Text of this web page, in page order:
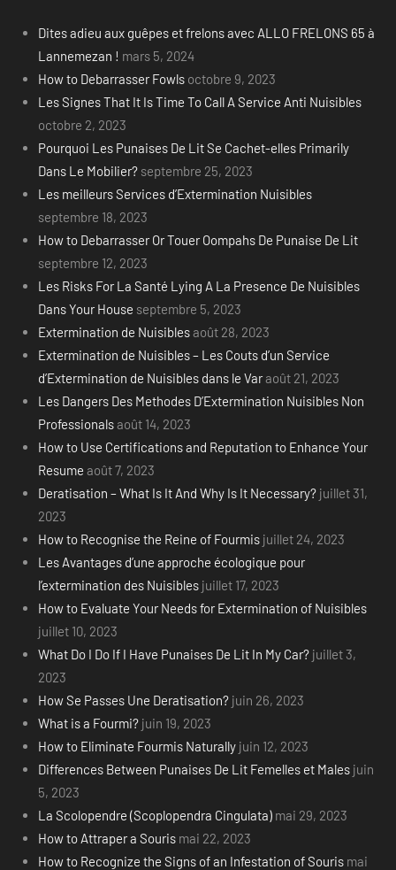
Dites adieu aux guêpes et frelons avec ALLO FRELONS 65 à
Lannemezan ! mars 5, 2024
How to Debarrasser Fowls octobre 9, 2023
Les Signes That It Is Time To Call A Service Anti Nuisibles
octobre 2, 2023
Pourquoi Les Punaises De Lit Se Cachet-elles Primarily
Dans Le Mobilier? septembre 25, 2023
Les meilleurs Services d’Extermination Nuisibles
septembre 18, 2023
How to Debarrasser Or Touer Oompahs De Punaise De Lit
septembre 12, 2023
Les Risks For La Santé Lying A La Presence De Nuisibles
Dans Your House septembre 5, 2023
Extermination de Nuisiblesaoût 28, 2023
Extermination de Nuisibles – Les Couts d’un Service
d’Extermination de Nuisibles dans le Varaoût 21, 2023
Les Dangers Des Methodes D’Extermination Nuisibles Non
Professionalsaoût 14, 2023
How to Use Certifications and Reputation to Enhance Your
Resume août 7, 2023
Deratisation – What Is It And Why Is It Necessary? juillet 31,
2023
How to Recognise the Reine of Fourmis juillet 24, 2023
Les Avantages d’une approche écologique pour
l’extermination des Nuisibles juillet 17, 2023
How to Evaluate Your Needs for Extermination of Nuisibles
juillet 10, 2023
What Do I Do If I Have Punaises De Lit In My Car? juillet 3,
2023
How Se Passes Une Deratisation? juin 26, 2023
What is a Fourmi? juin 19, 2023
How to Eliminate Fourmis Naturally juin 12, 2023
Differences Between Punaises De Lit Femelles et Males juin
5, 2023
La Scolopendre (Scoplopendra Cingulata) mai 29, 2023
How to Attraper a Souris mai 22, 2023
How to Recognize the Signs of an Infestation of Souris mai